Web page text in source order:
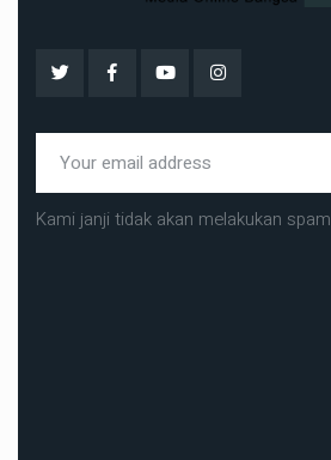
Kami janji tidak akan melakukan spam